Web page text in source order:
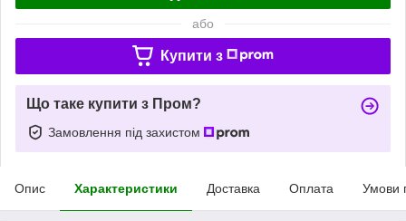
або
Купити з
Що таке купити з Пром?
Замовлення під захистом
Опис Характеристики Доставка Оплата Умови